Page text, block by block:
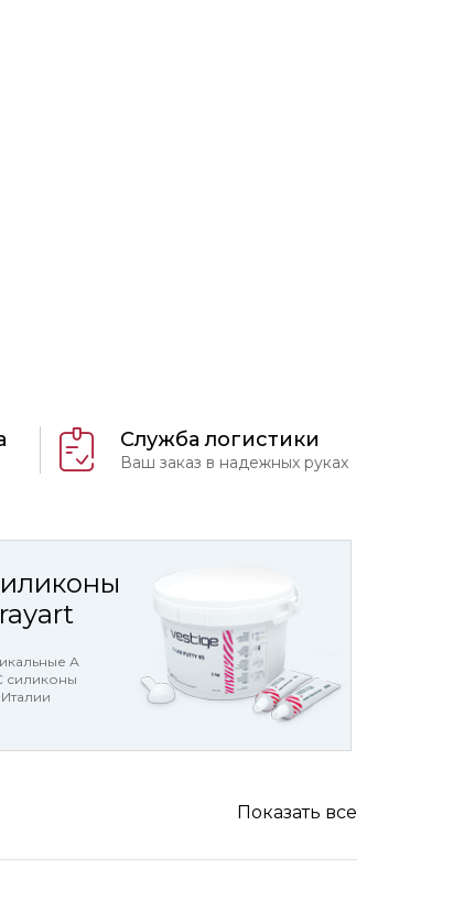
Служба логистики
Ваш заказ в надежных руках
А
силиконы
Показать все